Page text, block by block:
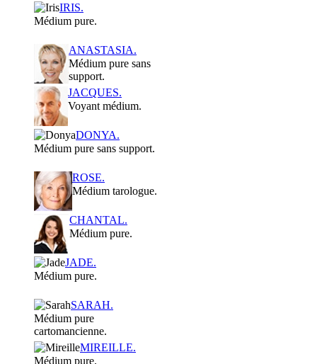
IRIS.
Médium pure.
ANASTASIA.
Médium pure sans
support.
JACQUES.
Voyant médium.
DONYA.
Médium pure sans support.
ROSE.
Médium tarologue.
CHANTAL.
Médium pure.
JADE.
Médium pure.
SARAH.
Médium pure
cartomancienne.
MIREILLE.
Médium pure.